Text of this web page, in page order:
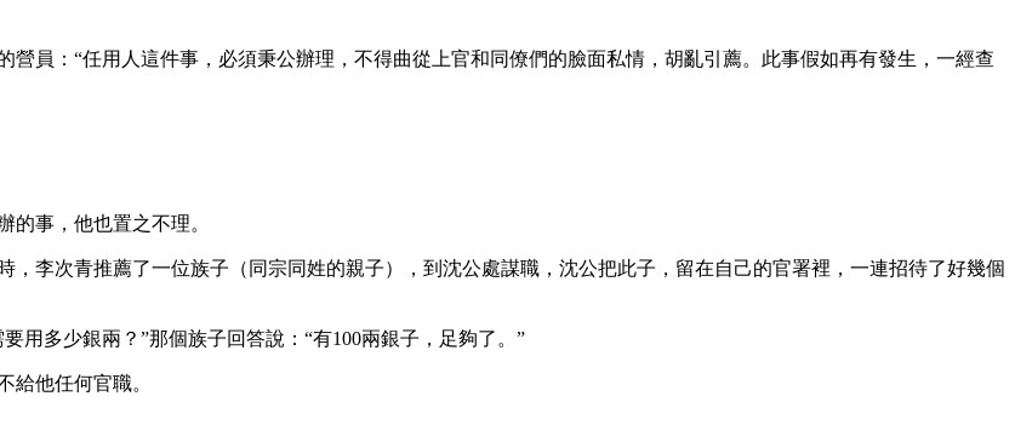
員：“任用人這件事，必須秉公辦理，不得曲從上官和同僚們的臉面私情，胡亂引薦。此事假如再有發生，一經查
的事，他也置之不理。
李次青推薦了一位族子（同宗同姓的親子），到沈公處謀職，沈公把此子，留在自己的官署裡，一連招待了好幾個
用多少銀兩？”那個族子回答說：“有100兩銀子，足夠了。”
給他任何官職。